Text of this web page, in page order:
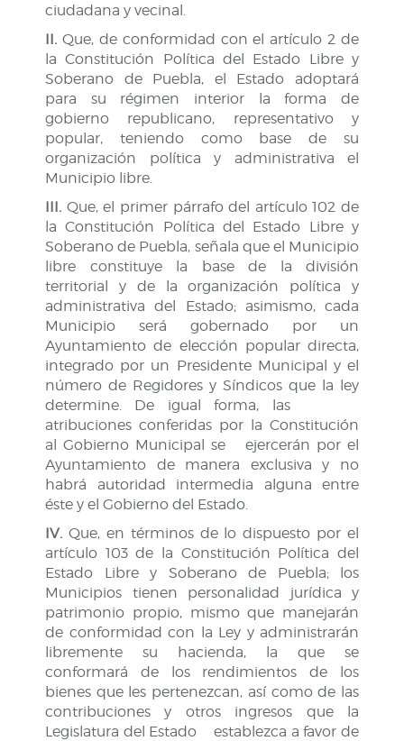
ciudadana y vecinal.
II. Que, de conformidad con el artículo 2 de
la Constitución Política del Estado Libre y
Soberano de Puebla, el Estado adoptará
para su régimen interior la forma de
gobierno republicano, representativo y
popular, teniendo como base de su
organización política y administrativa el
Municipio libre.
III. Que, el primer párrafo del artículo 102 de
la Constitución Política del Estado Libre y
Soberano de Puebla, señala que el Municipio
libre constituye la base de la división
territorial y de la organización política y
administrativa del Estado; asimismo, cada
Municipio será gobernado por un
Ayuntamiento de elección popular directa,
integrado por un Presidente Municipal y el
número de Regidores y Síndicos que la ley
determine. De igual forma, las
atribuciones conferidas por la Constitución
al Gobierno Municipal se ejercerán por el
Ayuntamiento de manera exclusiva y no
habrá autoridad intermedia alguna entre
éste y el Gobierno del Estado.
IV. Que, en términos de lo dispuesto por el
artículo 103 de la Constitución Política del
Estado Libre y Soberano de Puebla; los
Municipios tienen personalidad jurídica y
patrimonio propio, mismo que manejarán
de conformidad con la Ley y administrarán
libremente su hacienda, la que se
conformará de los rendimientos de los
bienes que les pertenezcan, así como de las
contribuciones y otros ingresos que la
Legislatura del Estado establezca a favor de